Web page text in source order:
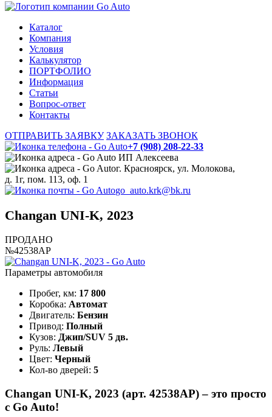
Каталог
Компания
Условия
Калькулятор
ПОРТФОЛИО
Информация
Статьи
Вопрос-ответ
Контакты
ОТПРАВИТЬ ЗАЯВКУ ЗАКАЗАТЬ ЗВОНОК
+7 (908) 208-22-33
ИП Алексеева
г. Красноярск, ул. Молокова,
д. 1г, пом. 113, оф. 1
go_auto.krk@bk.ru
Changan UNI-K, 2023
ПРОДАНО
№42538АР
Параметры автомобиля
Пробег, км: 17 800
Коробка: Автомат
Двигатель: Бензин
Привод: Полный
Кузов: Джип/SUV 5 дв.
Руль: Левый
Цвет: Черный
Кол-во дверей: 5
Changan UNI-K, 2023 (арт. 42538АР) – это просто
с Go Auto!